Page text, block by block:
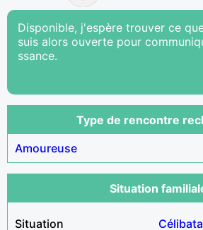
Disponible, j'espère trouver ce
suis alors ouverte pour
ssance.
Type de rencontre
Amoureuse
Situation
Situation